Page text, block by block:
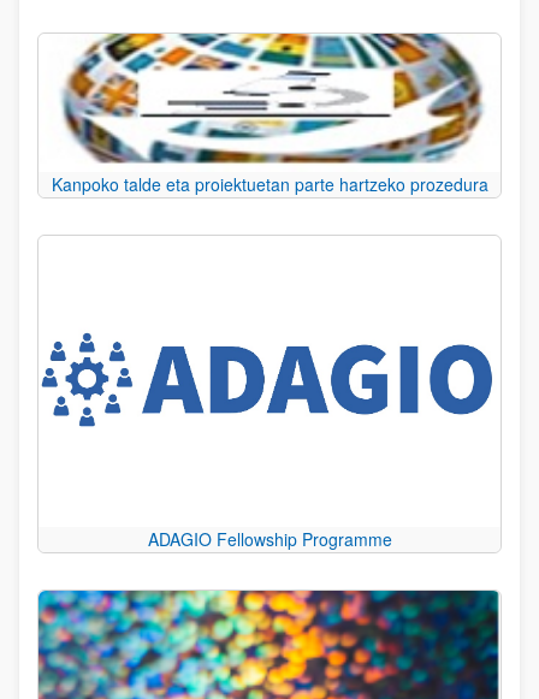
Kanpoko talde eta proiektuetan parte hartzeko prozedura
ADAGIO Fellowship Programme